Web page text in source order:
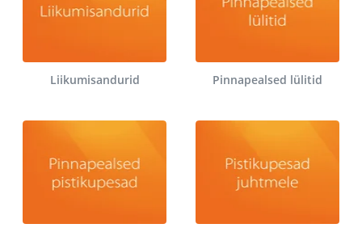
Liikumisandurid Pinnapealsed lülitid